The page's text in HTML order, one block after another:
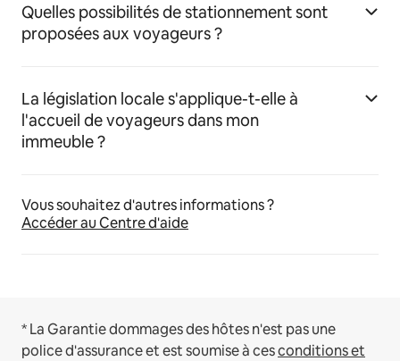
Quelles possibilités de stationnement sont
proposées aux voyageurs ?
La législation locale s'applique-t-elle à
l'accueil de voyageurs dans mon
immeuble ?
Vous souhaitez d'autres informations ?
Accéder au Centre d'aide
* La Garantie dommages des hôtes n'est pas une
police d'assurance et est soumise à cesconditions et